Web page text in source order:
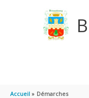
Accueil Démarches